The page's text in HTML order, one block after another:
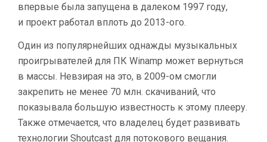
впервые была запущена в далеком 1997 году,
и проект работал вплоть до 2013-ого.
Один из популярнейших однажды музыкальных
проигрывателей для ПК Winamp может вернуться
в массы. Невзирая на это, в 2009-ом смогли
закрепить не менее 70 млн. скачиваний, что
показывала большую известность к этому плееру.
Также отмечается, что владелец будет развивать
технологии Shoutcast для потокового вещания.